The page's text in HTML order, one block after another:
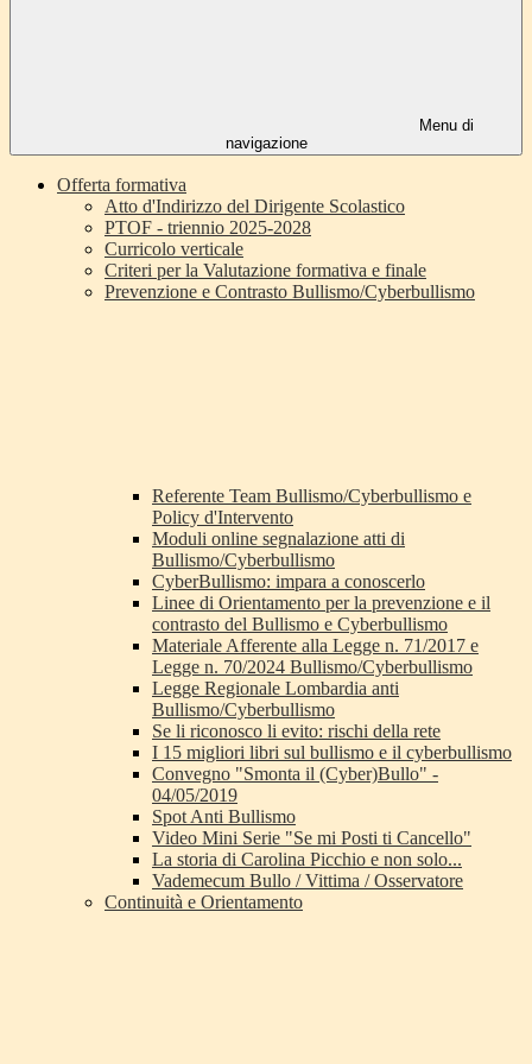
Menu di
navigazione
Offerta formativa
Atto d'Indirizzo del Dirigente Scolastico
PTOF - triennio 2025-2028
Curricolo verticale
Criteri per la Valutazione formativa e finale
Prevenzione e Contrasto Bullismo/Cyberbullismo
Referente Team Bullismo/Cyberbullismo e
Policy d'Intervento
Moduli online segnalazione atti di
Bullismo/Cyberbullismo
CyberBullismo: impara a conoscerlo
Linee di Orientamento per la prevenzione e il
contrasto del Bullismo e Cyberbullismo
Materiale Afferente alla Legge n. 71/2017 e
Legge n. 70/2024 Bullismo/Cyberbullismo
Legge Regionale Lombardia anti
Bullismo/Cyberbullismo
Se li riconosco li evito: rischi della rete
I 15 migliori libri sul bullismo e il cyberbullismo
Convegno "Smonta il (Cyber)Bullo" -
04/05/2019
Spot Anti Bullismo
Video Mini Serie "Se mi Posti ti Cancello"
La storia di Carolina Picchio e non solo...
Vademecum Bullo / Vittima / Osservatore
Continuità e Orientamento